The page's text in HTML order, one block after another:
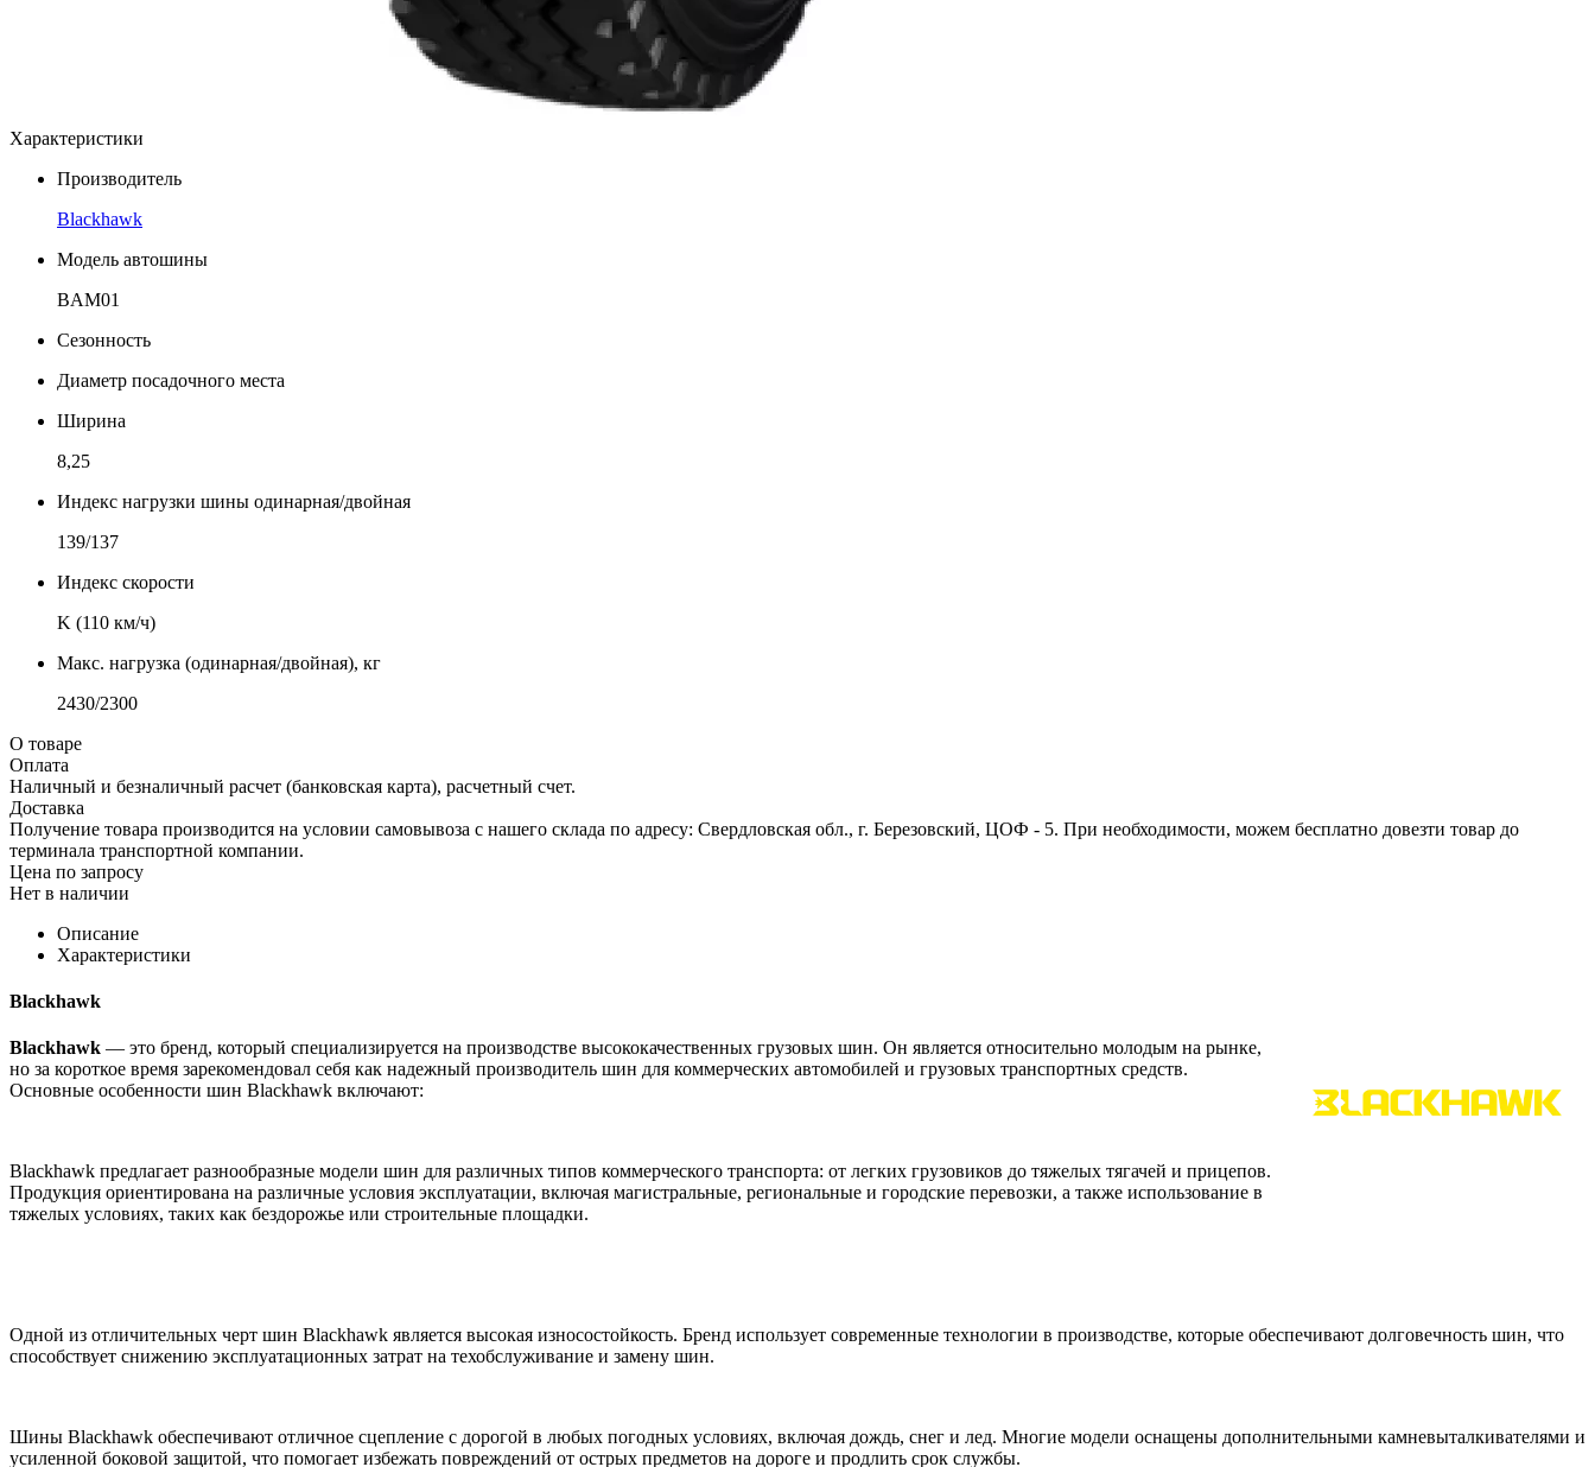
Характеристики
Производитель
Blackhawk
Модель автошины
BAM01
Сезонность
Диаметр посадочного места
Ширина
8,25
Индекс нагрузки шины одинарная/двойная
139/137
Индекс скорости
K (110 км/ч)
Макс. нагрузка (одинарная/двойная), кг
2430/2300
О товаре
Оплата
Наличный и безналичный расчет (банковская карта), расчетный счет.
Доставка
Получение товара производится на условии самовывоза с нашего склада по адресу: Свердловская обл., г. Березовский, ЦОФ - 5. При необходимости, можем бесплатно довезти товар до
терминала транспортной компании.
Цена по запросу
Нет в наличии
Описание
Характеристики
Blackhawk
Blackhawk — это бренд, который специализируется на производстве высококачественных грузовых шин. Он является относительно молодым на рынке,
но за короткое время зарекомендовал себя как надежный производитель шин для коммерческих автомобилей и грузовых транспортных средств.
Основные особенности шин Blackhawk включают:
Blackhawk предлагает разнообразные модели шин для различных типов коммерческого транспорта: от легких грузовиков до тяжелых тягачей и прицепов.
Продукция ориентирована на различные условия эксплуатации, включая магистральные, региональные и городские перевозки, а также использование в
тяжелых условиях, таких как бездорожье или строительные площадки.
Одной из отличительных черт шин Blackhawk является высокая износостойкость. Бренд использует современные технологии в производстве, которые обеспечивают долговечность шин, что
способствует снижению эксплуатационных затрат на техобслуживание и замену шин.
Шины Blackhawk обеспечивают отличное сцепление с дорогой в любых погодных условиях, включая дождь, снег и лед. Многие модели оснащены дополнительными камневыталкивателями и
усиленной боковой защитой, что помогает избежать повреждений от острых предметов на дороге и продлить срок службы.